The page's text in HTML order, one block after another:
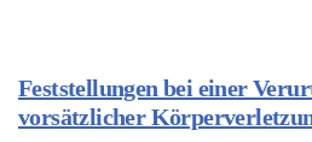
Feststellungen bei einer
vorsätzlicher